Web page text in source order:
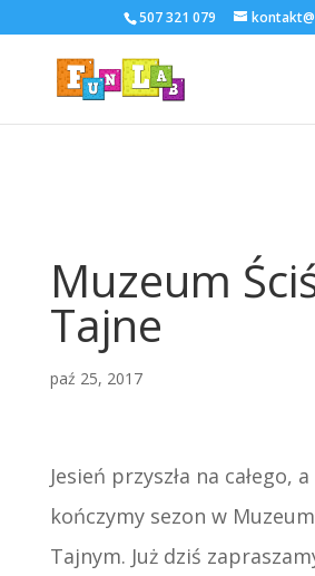
507 321 079
Muzeum
Tajne
paź 25, 2017
Jesień przyszła na całego,
kończymy sezon w
Tajnym. Już dziś